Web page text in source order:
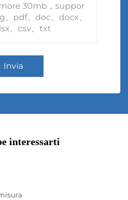
30mb，suppor
pdf、doc、docx、
、csv、txt
Invia
interessarti